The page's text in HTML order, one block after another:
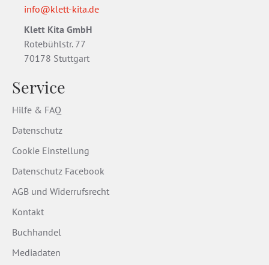
info@klett-kita.de
Klett Kita GmbH
Rotebühlstr. 77
70178 Stuttgart
Service
Hilfe & FAQ
Datenschutz
Cookie Einstellung
Datenschutz Facebook
AGB und Widerrufsrecht
Kontakt
Buchhandel
Mediadaten